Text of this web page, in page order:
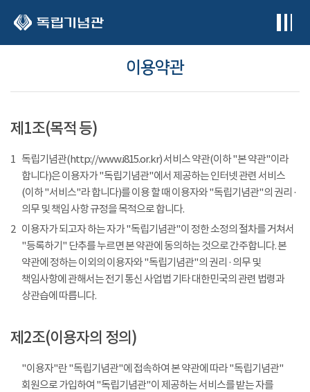
이용약관
제1조(목적 등)
1 독립기념관(http://www.i815.or.kr) 서비스 약관(이하 "본 약관"이라
합니다)은 이용자가 "독립기념관"에서 제공하는 인터넷 관련 서비스
(이하 "서비스"라 합니다)를 이용 할 때 이용자와 "독립기념관"의 권리 ·
의무 및 책임 사항 규정을 목적으로 합니다.
2 이용자가 되고자 하는 자가 "독립기념관"이 정한 소정의 절차를 거쳐서
"등록하기" 단추를 누르면 본 약관에 동의하는 것으로 간주합니다. 본
약관에 정하는 이외의 이용자와 "독립기념관"의 권리 · 의무 및
책임사항에 관해서는 전기 통신 사업법 기타 대한민국의 관련 법령과
상관습에 따릅니다.
제2조(이용자의 정의)
"이용자"란 "독립기념관"에 접속하여 본 약관에 따라 "독립기념관"
회원으로 가입하여 "독립기념관"이 제공하는 서비스를 받는 자를